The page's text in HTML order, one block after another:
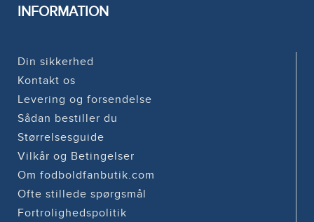
INFORMATION
Din sikkerhed
Kontakt os
Levering og forsendelse
Sådan bestiller du
Størrelsesguide
Vilkår og Betingelser
Om fodboldfanbutik.com
Ofte stillede spørgsmål
Fortrolighedspolitik